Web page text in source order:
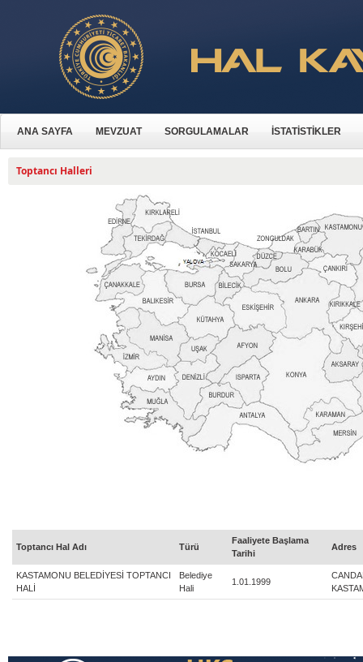
ANA SAYFA MEVZUAT SORGULAMALAR İSTATİSTİKLER
Toptancı Halleri
Toptancı Hal Adı Türü
Faaliyete Başlama
Tarihi
Adres
KASTAMONU BELEDİYESİ TOPTANCI
HALİ
Belediye
Hali
1.01.1999